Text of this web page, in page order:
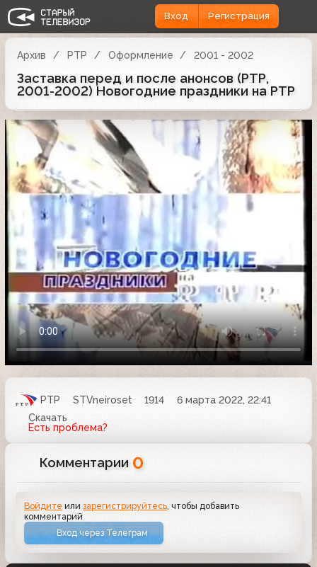
Вход Регистрация
Архив РТР Оформление 2001 - 2002
Заставка перед и после анонсов (РТР,
2001-2002) Новогодние праздники на РТР
РТР STVneiroset 1914
6 марта 2022, 22:41
Скачать
Есть проблема?
Комментарии 0
Войдите илизарегистрируйтесь , чтобы добавить
комментарий
Вход через Телеграм